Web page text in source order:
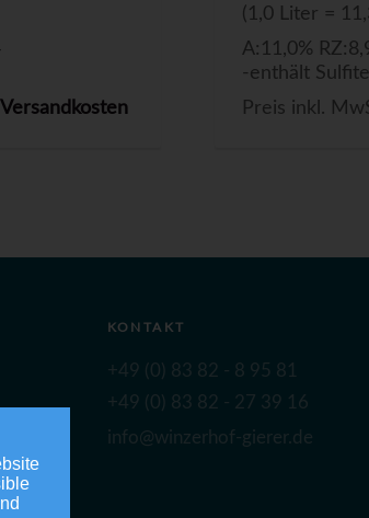
Versandkosten
(1,0 Liter =
A:11,0%
-enthält
Preis inkl.
KONTAKT
+49 (0) 83 82 - 8 95 81
+49 (0) 83 82 - 27 39 16
info@winzerhof-gierer.de